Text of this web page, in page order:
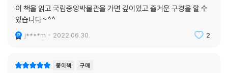
‘문화재보호법 시행규칙’이 시행되면서 ‘사유의 방’에 모셔진 두 반가사유
상을 부르던 명칭 국보 78호와 국보 83호가 갑자기 사라짐으로 인해 둘다
국보 반가사유상이 되고 말았다.
에도 불구하고 마치 가치 서열에 따른 순위로 오인되는 경향이 있다보니
이 책을 읽고 국립중앙박물관을 가면 깊이있고 즐거운 구경을 할 수
있습니다~^^
j****m 2022.06.30. 2
종이책 구매